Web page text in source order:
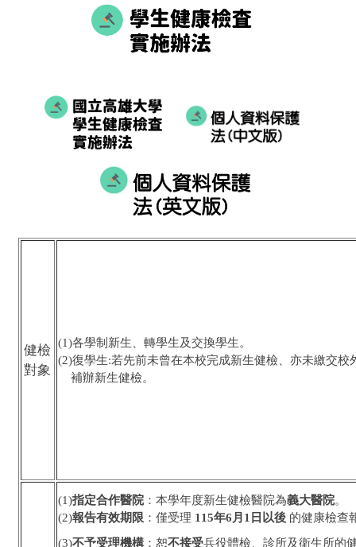
健檢
對象
(1)各學制新生、轉學生及交換學生。
(2)復學生:若先前未曾在本校完成新生健檢、亦未繳交
補辦新生健檢。
(1)指定合作醫院：本學年度新生健檢醫院為義大醫院。
(2)報告有效期限 ：僅受理 115年6月1日以後的健康檢查
(3)不予受理機構：恕不接受兵役體檢、診所及衛生所的